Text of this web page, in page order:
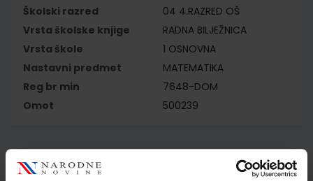
Školski razred
04 4.RAZRED OŠ
Vrsta školske knjige
RADNA BILJEŽNICA
Vrsta škole
1 OSNOVNA
Nastavni predmet
MATEMATIKA
Reg br min
7648-DOM
Omot
500239